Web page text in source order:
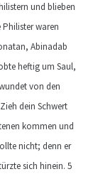
und blieben
Philister waren
Abinadab
heftig um Saul,
von den
dein Schwert
kommen und
nicht; denn er
sich hinein. 5